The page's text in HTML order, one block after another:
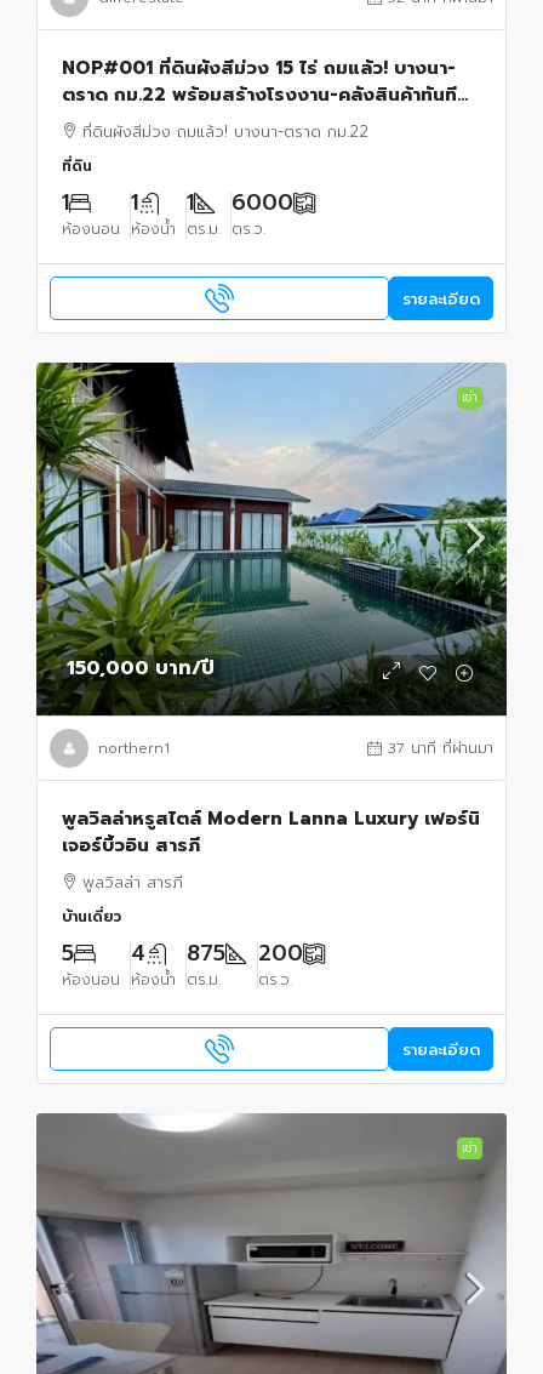
NOP#001 ที่ดินผังสีม่วง 15 ไร่ ถมแล้ว! บางนา-
ตราด กม.22 พร้อมสร้างโรงงาน-คลังสินค้าทันที
โทร.0949287889
ที่ดินผังสีม่วง ถมแล้ว! บางนา-ตราด กม.22
ที่ดิน
1
ห้องนอน
1
ห้องน้ำ
1
ตร.ม.
6000
ตร.ว.
รายละเอียด
เช่า
150,000 บาท/ปี
northern1 37 นาที ที่ผ่านมา
พูลวิลล่าหรูสไตล์ Modern Lanna Luxury เฟอร์นิ
เจอร์บิ้วอิน สารภี
พูลวิลล่า สารภี
บ้านเดี่ยว
5
ห้องนอน
4
ห้องน้ำ
875
ตร.ม.
200
ตร.ว.
รายละเอียด
เช่า